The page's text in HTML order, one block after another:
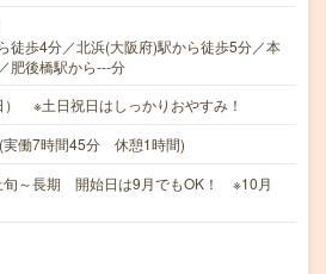
徒歩4分／北浜(大阪府)駅から徒歩5分／本
肥後橋駅から---分
） ※土日祝日はしっかりおやすみ！
実働7時間45分 休憩1時間)
旬～長期 開始日は9月でもOK！ ※10月